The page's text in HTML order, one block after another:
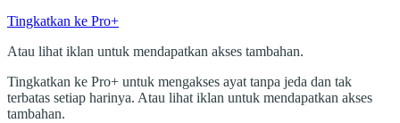
Tingkatkan ke Pro+
Atau lihat iklan untuk mendapatkan akses tambahan.
Tingkatkan ke Pro+ untuk mengakses ayat tanpa jeda dan tak
terbatas setiap harinya. Atau lihat iklan untuk mendapatkan akses
tambahan.